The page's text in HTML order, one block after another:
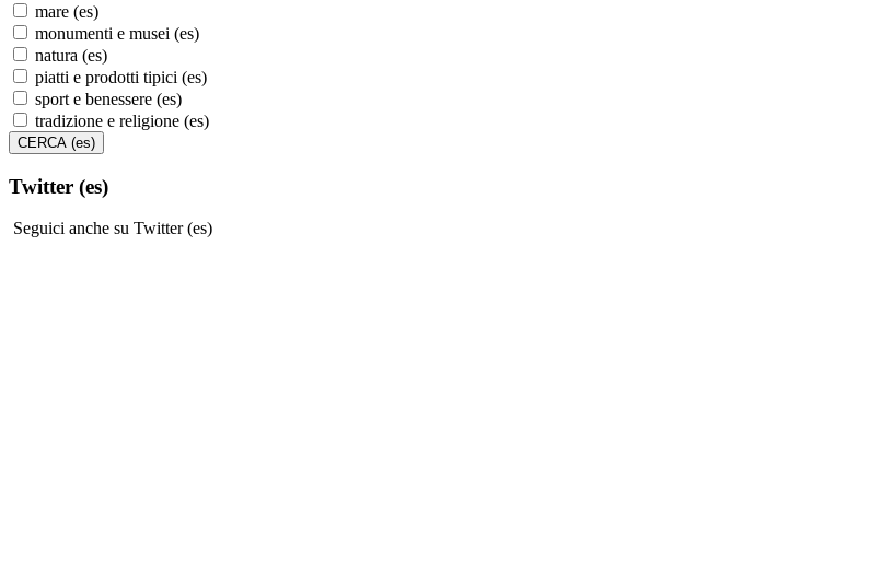
mare (es)
monumenti e musei (es)
natura (es)
piatti e prodotti tipici (es)
sport e benessere (es)
tradizione e religione (es)
Twitter (es)
Seguici anche su Twitter (es)